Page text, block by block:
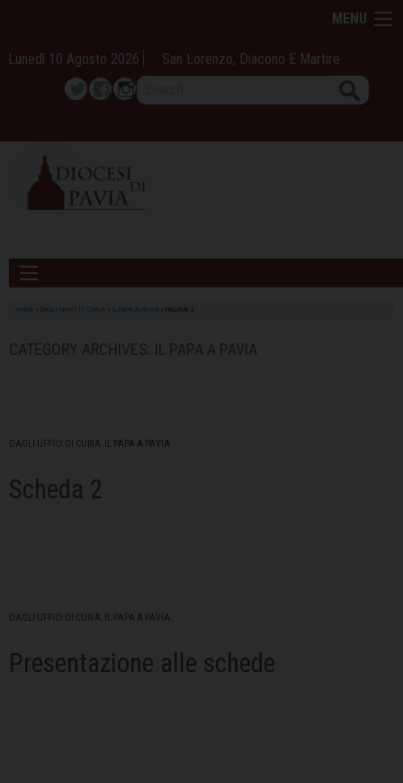
content
MENU
Lunedì 10 Agosto 2026 San Lorenzo, Diacono E Martire
TwitterFacebook
Instagram
HOME DAGLI UFFICI DI CURIA IL PAPA A PAVIA PAGINA 3
DAGLI UFFICI DI CURIA IL PAPA A PAVIA
Scheda 2
DAGLI UFFICI DI CURIA IL PAPA A PAVIA
Presentazione alle schede